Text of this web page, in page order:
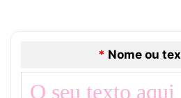
* Nome ou